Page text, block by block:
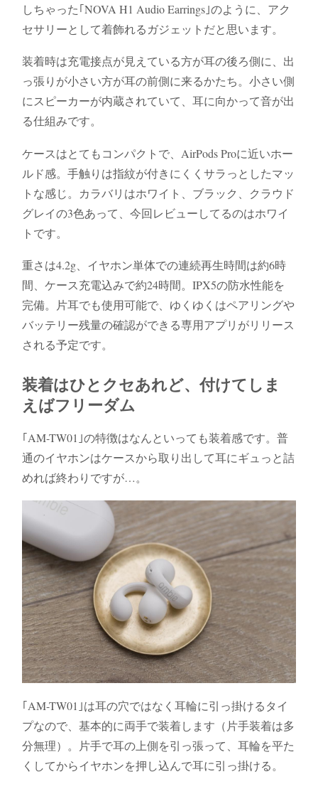
しちゃった｢NOVA H1 Audio Earrings｣のように、アク
セサリーとして着飾れるガジェットだと思います。
装着時は充電接点が見えている方が耳の後ろ側に、出
っ張りが小さい方が耳の前側に来るかたち。小さい側
にスピーカーが内蔵されていて、耳に向かって音が出
る仕組みです。
ケースはとてもコンパクトで、AirPods Proに近いホー
ルド感。手触りは指紋が付きにくくサラっとしたマッ
トな感じ。カラバリはホワイト、ブラック、クラウド
グレイの3色あって、今回レビューしてるのはホワイ
トです。
重さは4.2g、イヤホン単体での連続再生時間は約6時
間、ケース充電込みで約24時間。IPX5の防水性能を
完備。片耳でも使用可能で、ゆくゆくはペアリングや
バッテリー残量の確認ができる専用アプリがリリース
される予定です。
装着はひとクセあれど、付けてしま
えばフリーダム
｢AM-TW01｣の特徴はなんといっても装着感です。普
通のイヤホンはケースから取り出して耳にギュっと詰
めれば終わりですが…。
｢AM-TW01｣は耳の穴ではなく耳輪に引っ掛けるタイ
プなので、基本的に両手で装着します（片手装着は多
分無理）。片手で耳の上側を引っ張って、耳輪を平た
くしてからイヤホンを押し込んで耳に引っ掛ける。